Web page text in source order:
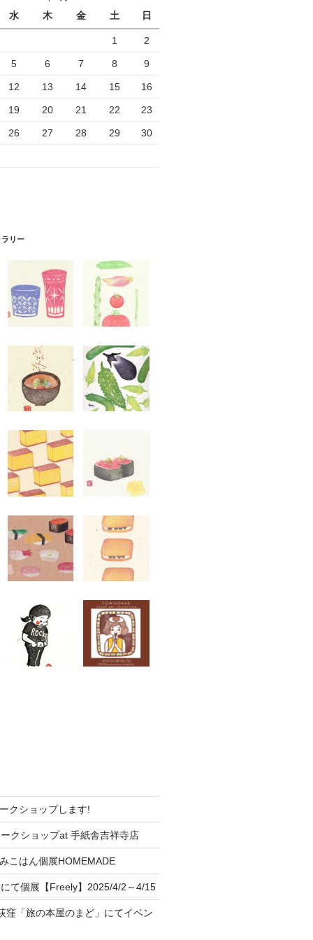
水 木 金 土 日
1 2
5 6 7 8 9
12 13 14 15 16
19 20 21 22 23
26 27 28 29 30
リー
クショップします!
クショップat 手紙舎吉祥寺店
こはん個展HOMEMADE
て個展【Freely】2025/4/2～4/15
窪「旅の本屋のまど」にてイベン